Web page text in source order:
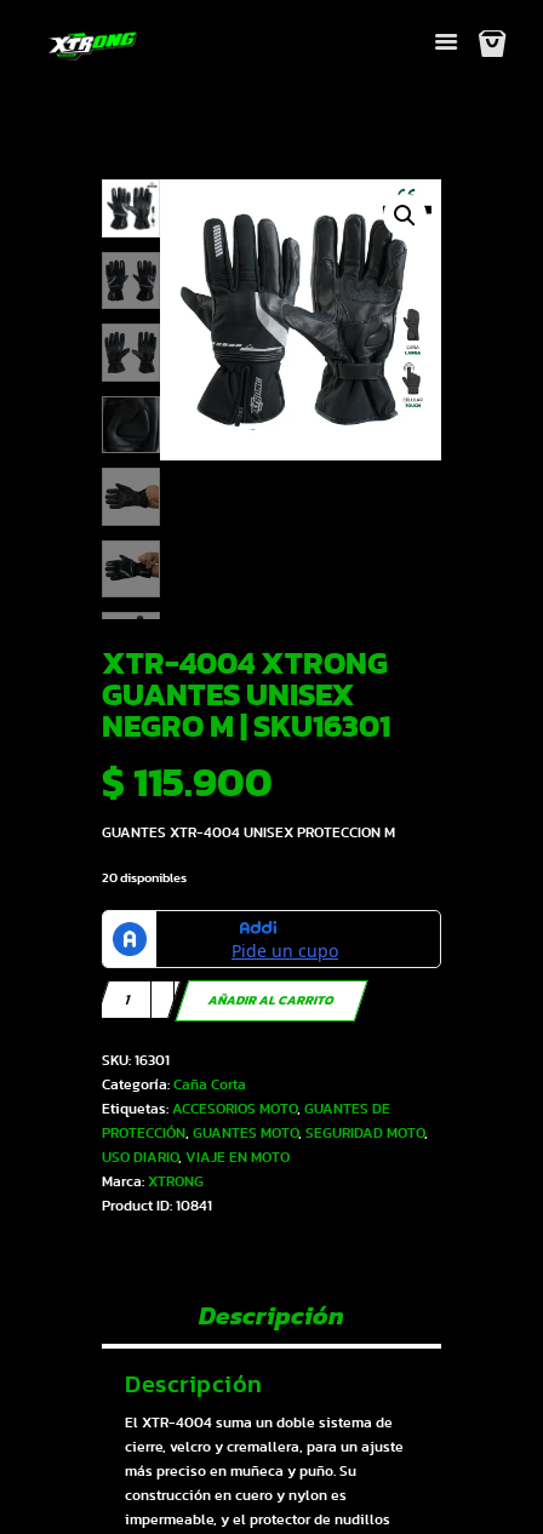
XTR-4004 XTRONG
GUANTES UNISEX
NEGRO M | SKU16301
$ 115.900
GUANTES XTR-4004 UNISEX PROTECCION M
20 disponibles
XTR-
4004
GUANTES
UNISEX
NEGRO
M
|
SKU16301
cantidad
AÑADIR AL CARRITO
SKU: 16301
Categoría: Caña Corta
Etiquetas: ACCESORIOS MOTO, GUANTES DE
PROTECCIÓN, GUANTES MOTO, SEGURIDAD MOTO,
USO DIARIO, VIAJE EN MOTO
Marca: XTRONG
Product ID: 10841
Descripción
Descripción
El XTR-4004 suma un doble sistema de
cierre, velcro y cremallera, para un ajuste
más preciso en muñeca y puño. Su
construcción en cuero y nylon es
impermeable, y el protector de nudillos